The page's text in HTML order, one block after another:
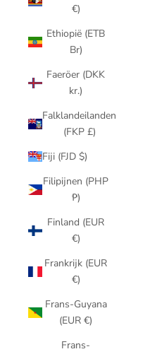
€)
Ethiopië (ETB
Br)
Faeröer (DKK
kr.)
Falklandeilanden
(FKP £)
Fiji (FJD $)
Filipijnen (PHP
₱)
Finland (EUR
€)
Frankrijk (EUR
€)
Frans-Guyana
(EUR €)
Frans-